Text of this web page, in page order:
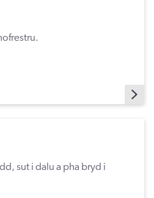
sut i dalu a pha bryd i